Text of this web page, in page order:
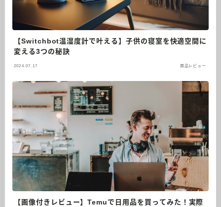
【Switchbot温湿度計で叶える】子供の寝室を快適空間に
変える3つの秘訣
2024.07.17 商品レビュー
【画像付きレビュー】Temuで日用品を買ってみた！実際